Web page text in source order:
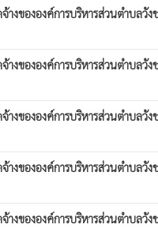
จ้างขององค์การบริหารส่วนตำบ
จ้างขององค์การบริหารส่วนตำบ
จ้างขององค์การบริหารส่วนตำบ
จ้างขององค์การบริหารส่วนตำบ
จ้างขององค์การบริหารส่วนตำบ